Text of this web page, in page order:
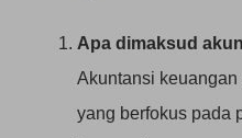
Apa dimaksud
Akuntansi
yang berfokus pada